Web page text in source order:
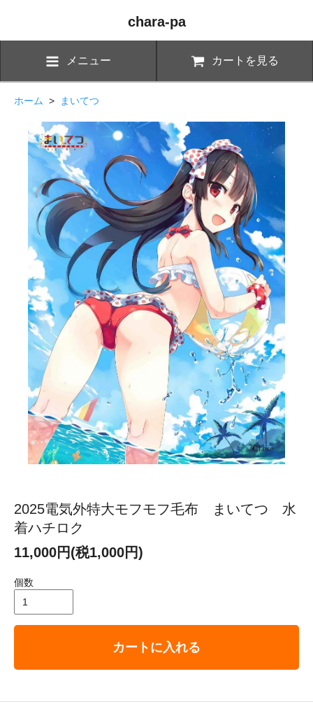
chara-pa
メニュー カートを見る
ホーム > まいてつ
2025電気外特大モフモフ毛布 まいてつ 水
着ハチロク
11,000円(税1,000円)
個数
カートに入れる